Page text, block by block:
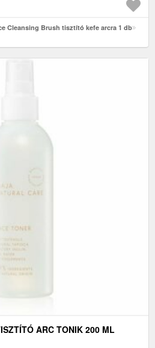
Cleansing Brush tisztító kefe arcra 1 db
ARC TONIK 200 ML